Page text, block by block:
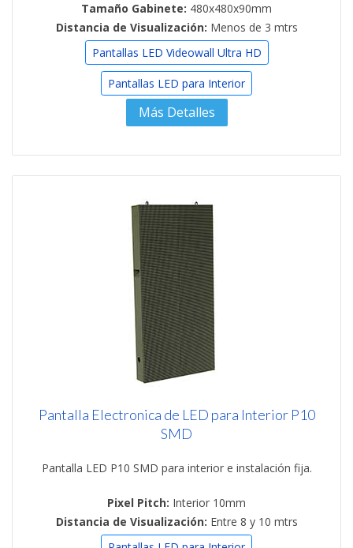
Tamaño Gabinete: 480x480x90mm
Distancia de Visualización: Menos de 3 mtrs
Pantallas LED Videowall Ultra HD
Pantallas LED para Interior
Más Detalles
Pantalla Electronica de LED para Interior P10
SMD
Pantalla LED P10 SMD para interior e instalación fija.
Pixel Pitch: Interior 10mm
Distancia de Visualización: Entre 8 y 10 mtrs